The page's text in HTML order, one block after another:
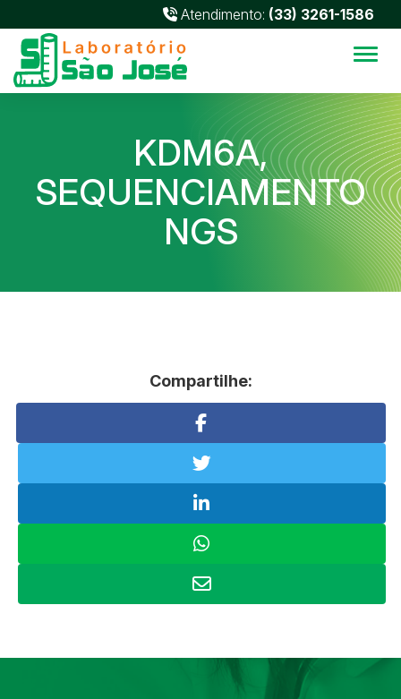
Atendimento: (33) 3261-1586
KDM6A,
SEQUENCIAMENTO
NGS
Compartilhe: